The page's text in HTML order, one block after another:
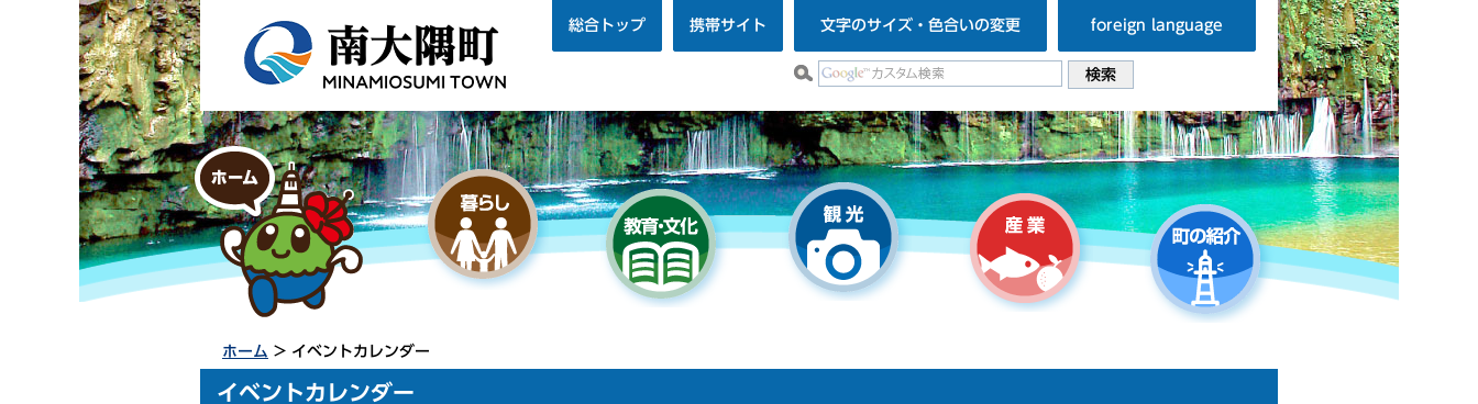
総合トップ 携帯サイト 文字のサイズ・色合いの変更 foreign language
ホーム > イベントカレンダー
イベントカレンダー